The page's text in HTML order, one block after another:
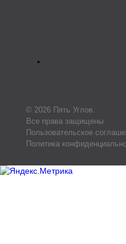
© 2026 Пять Углов.
Все права защищены
Пользовательское
Политика